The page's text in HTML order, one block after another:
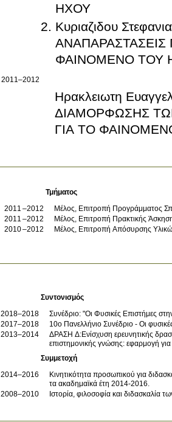
ΗΧΟΥ
Κυριαζιδου
ΑΝΑΠΑΡΑΣΤΑΣΕΙΣ
ΦΑΙΝΟΜΕΝΟ ΤΟΥ
2011–2012
Ηρακλειωτη
ΔΙΑΜΟΡΦΩΣΗΣ
ΓΙΑ ΤΟ
Τμήματος
2011
2012
Μέλος, Επιτροπή Προγράμματος
2011
2012
Μέλος, Επιτροπή Πρακτικής
2010
2012 Μέλος, Επιτροπή Απόσυρσης
Συντονισμός
2018–2018
Συνέδριο: "Οι Φυσικές Επιστήμες
2017–2018
10ο Πανελλήνιο Συνέδριο - Οι
2013–2014
ΔΡΑΣΗ Δ:Ενίσχυση ερευνητικής
επιστημονικής γνώσης: εφαρμογή για
Συμμετοχή
2014–2016
Κινητικότητα προσωπικού για
τα ακαδημαϊκά έτη 2014-2016.
2008–2010
Ιστορία, φιλοσοφία και διδασκαλία